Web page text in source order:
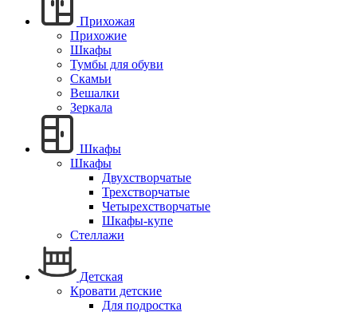
Прихожая
Прихожие
Шкафы
Тумбы для обуви
Скамьи
Вешалки
Зеркала
Шкафы
Шкафы
Двухстворчатые
Трехстворчатые
Четырехстворчатые
Шкафы-купе
Стеллажи
Детская
Кровати детские
Для подростка